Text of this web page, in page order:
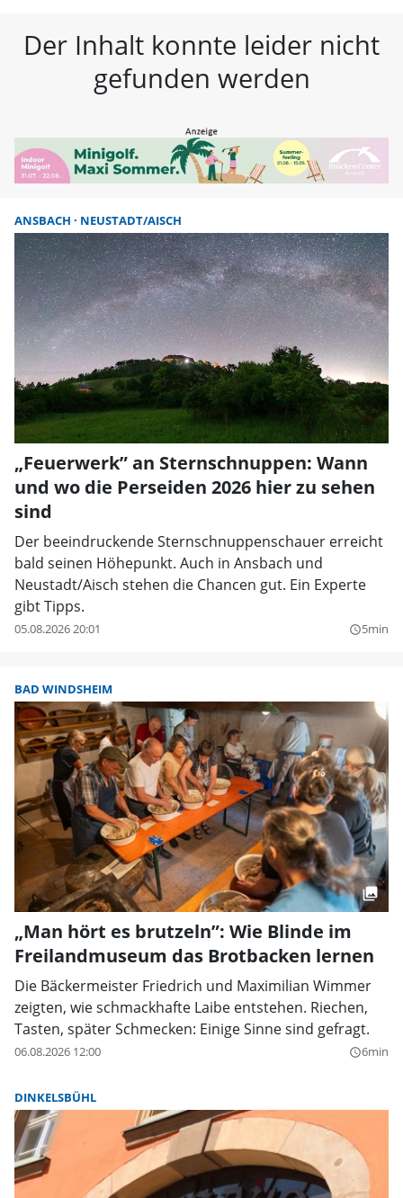
Der Inhalt konnte leider nicht
gefunden werden
ANSBACH NEUSTADT/AISCH
„Feuerwerk” an Sternschnuppen: Wann
und wo die Perseiden 2026 hier zu sehen
sind
Der beeindruckende Sternschnuppenschauer erreicht
bald seinen Höhepunkt. Auch in Ansbach und
Neustadt/Aisch stehen die Chancen gut. Ein Experte
gibt Tipps.
05.08.2026 20:01 query_builder5min
BAD WINDSHEIM
„Man hört es brutzeln”: Wie Blinde im
Freilandmuseum das Brotbacken lernen
Die Bäckermeister Friedrich und Maximilian Wimmer
zeigten, wie schmackhafte Laibe entstehen. Riechen,
Tasten, später Schmecken: Einige Sinne sind gefragt.
06.08.2026 12:00 query_builder6min
DINKELSBÜHL